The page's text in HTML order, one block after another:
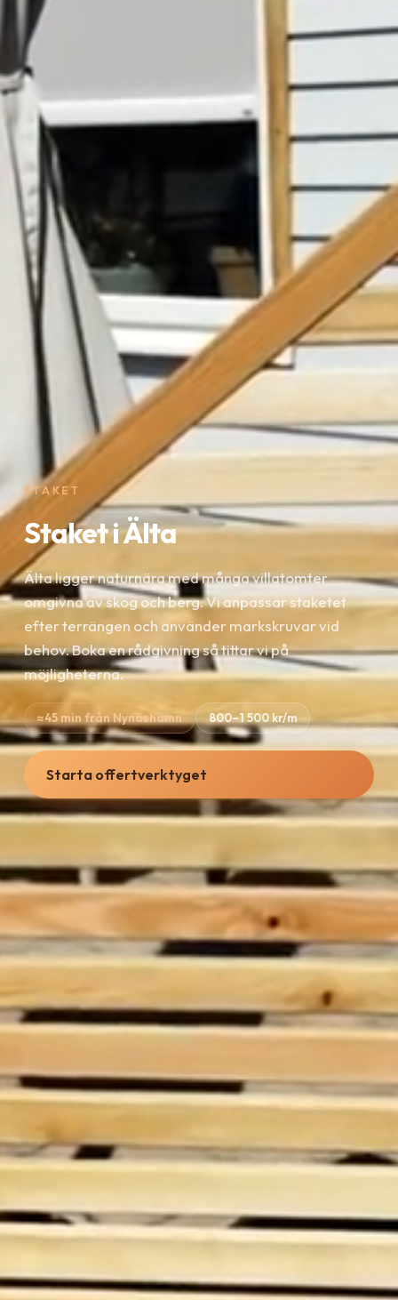
STAKET
Staket i Älta
Älta ligger naturnära med många villatomter
omgivna av skog och berg. Vi anpassar staketet
efter terrängen och använder markskruvar vid
behov. Boka en rådgivning så tittar vi på
möjligheterna.
≈45 min från Nynäshamn 800–1 500 kr/m
Starta offertverktyget